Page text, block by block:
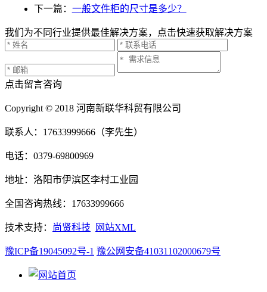
下一篇： 一般文件柜的尺寸是多少？
我们为不同行业提供最佳解决方案，点击快速获取解决方案
点击留言咨询
Copyright © 2018 河南新联华科贸有限公司
联系人：17633999666（李先生）
电话：0379-69800969
地址：洛阳市伊滨区李村工业园
全国咨询热线：17633999666
技术支持： 尚贤科技 网站XML
豫ICP备19045092号-1 豫公网安备41031102000679号